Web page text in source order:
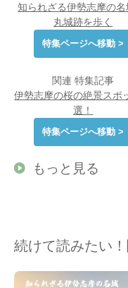
知られざる伊勢志摩の名
丸城跡を歩く
特集ページへ移動 >
関連 特集記事
伊勢志摩の桜の絶景スポ
選！
特集ページへ移動 >
もっと見る
続けて読みたい